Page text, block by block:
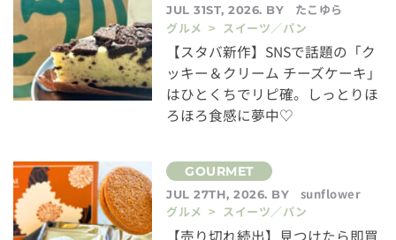
JUL 31ST, 2026. BY
たこゆら
グルメ > スイーツ／パン
【スタバ新作】SNSで話題の「ク
ッキー＆クリーム チーズケーキ」
はひとくちでリピ確。しっとりほ
ろほろ食感に夢中♡
JUL 27TH, 2026. BY
sunflower
グルメ > スイーツ／パン
【売り切れ続出】見つけたら即買